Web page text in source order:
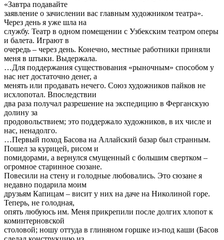
«Завтра подавайте
заявление о зачислении вас главным художником театра».
Через день я уже шла на
службу. Театр в одном помещении с Узбекским театром оперы
и балета. Играют в
очередь – через день. Конечно, местные работники приняли
меня в штыки. Выдержала.
…Для поддержания существования «рыночным» способом у
нас нет достаточно денег, а
менять или продавать нечего. Союз художников пайков не
исхлопотал. Впоследствии
два раза получал разрешение на экспедицию в Ферганскую
долину за
продовольствием; это поддержало художников, в их числе и
нас, ненадолго.
…Первый поход Басова на Аллайский базар был странным.
Пошел за курицей, рисом и
помидорами, а вернулся смущенный с большим свертком –
огромное старинное сюзане.
Повесили на стену и голодные любовались. Это сюзане я
недавно подарила моим
друзьям Капицам – висит у них на даче на Николиной горе.
Теперь, не голодная,
опять любуюсь им. Меня прикрепили после долгих хлопот к
коминтерновской
столовой; ношу оттуда в глиняном горшке из-под каши (Басов